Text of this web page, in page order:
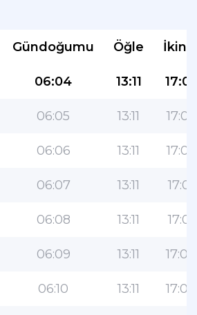
Gündoğumu Öğle
06:04 13:11 17:02
06:05 13:11 17:02
06:06 13:11 17:02
06:07 13:11 17:01
06:08 13:11 17:01
06:09 13:11 17:00
06:10 13:11 17:00
için en popüler
özelliklere ve en doğru